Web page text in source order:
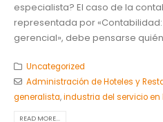
especialista? El caso de la
representada por
gerencial», debe pensarse
Uncategorized
Administración de Hoteles y
generalista,industria del servicio en
READ MORE...